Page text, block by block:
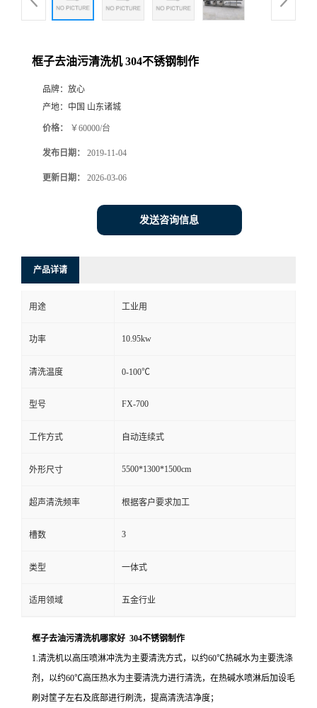
框子去油污清洗机 304不锈钢制作
品牌： 放心
产地： 中国 山东诸城
价格： ￥60000/台
发布日期： 2019-11-04
更新日期： 2026-03-06
发送咨询信息
产品详请
用途 工业用
功率 10.95kw
清洗温度 0-100℃
型号 FX-700
工作方式 自动连续式
外形尺寸 5500*1300*1500cm
超声清洗频率 根据客户要求加工
槽数 3
类型 一体式
适用领域 五金行业
框子去油污清洗机哪家好 304不锈钢制作
1.清洗机以高压喷淋冲洗为主要清洗方式，以约60℃热碱水为主要洗涤
剂，以约60℃高压热水为主要清洗力进行清洗，在热碱水喷淋后加设毛
刷对筐子左右及底部进行刷洗，提高清洗洁净度；